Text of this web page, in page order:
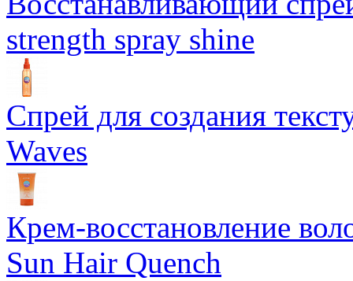
strength spray shine
Спрей для создания
Waves
Крем-восстановление
Sun Hair Quench